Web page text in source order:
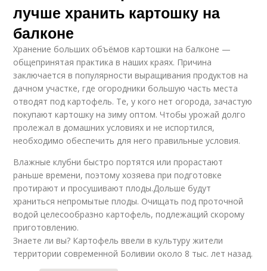
лучше хранить картошку на
балконе
Хранение больших объёмов картошки на балконе —
общепринятая практика в наших краях. Причина
заключается в популярности выращивания продуктов на
дачном участке, где огородники большую часть места
отводят под картофель. Те, у кого нет огорода, зачастую
покупают картошку на зиму оптом. Чтобы урожай долго
пролежал в домашних условиях и не испортился,
необходимо обеспечить для него правильные условия.
Влажные клубни быстро портятся или прорастают
раньше времени, поэтому хозяева при подготовке
протирают и просушивают плоды.Дольше будут
храниться непромытые плоды. Очищать под проточной
водой целесообразно картофель, подлежащий скорому
приготовлению.
Знаете ли вы? Картофель ввели в культуру жители
территории современной Боливии около 8 тыс. лет назад.